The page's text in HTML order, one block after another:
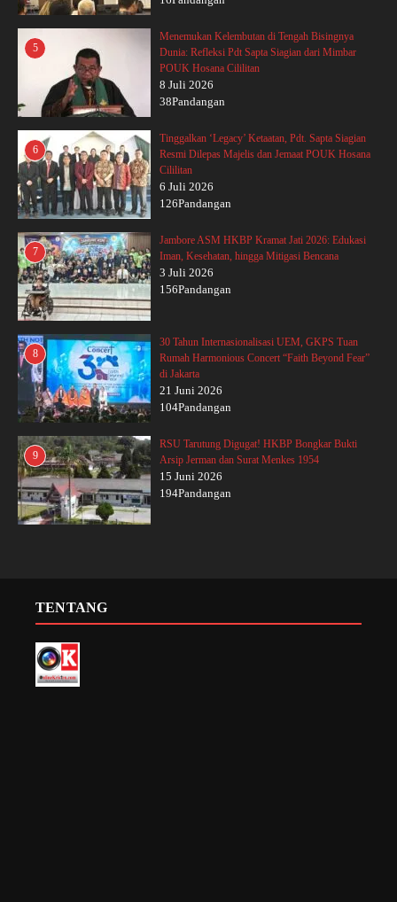
5
Menemukan Kelembutan di Tengah Bisingnya
Dunia: Refleksi Pdt Sapta Siagian dari Mimbar
POUK Hosana Cililitan
8 Juli 2026
38Pandangan
6
Tinggalkan ‘Legacy’ Ketaatan, Pdt. Sapta Siagian
Resmi Dilepas Majelis dan Jemaat POUK Hosana
Cililitan
6 Juli 2026
126Pandangan
7
Jambore ASM HKBP Kramat Jati 2026: Edukasi
Iman, Kesehatan, hingga Mitigasi Bencana
3 Juli 2026
156Pandangan
8
30 Tahun Internasionalisasi UEM, GKPS Tuan
Rumah Harmonious Concert “Faith Beyond Fear”
di Jakarta
21 Juni 2026
104Pandangan
9
RSU Tarutung Digugat! HKBP Bongkar Bukti
Arsip Jerman dan Surat Menkes 1954
15 Juni 2026
194Pandangan
TENTANG